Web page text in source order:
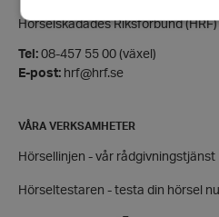
Hörselskadades Riksförbund (HRF)
Tel: 08-457 55 00 (växel)
E-post: hrf@hrf.se
VÅRA VERKSAMHETER
Hörsellinjen - vår rådgivningstjänst
Hörseltestaren - testa din hörsel nu
Strikt nödvändigt
Strikt nödvändiga kakor tillåter
kärnwebbplatsfunktioner
och kontohantering.
användas ordentligt utan
Namn